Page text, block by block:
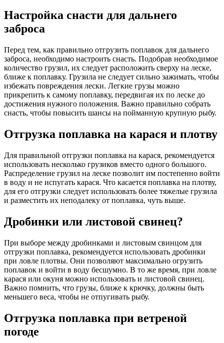
Настройка снасти для дальнего
заброса
Перед тем, как правильно отгрузить поплавок для дальнего
заброса, необходимо настроить снасть. Подобрав необходимое
количество грузил, их следует расположить сверху на леске,
ближе к поплавку. Грузила не следует сильно зажимать, чтобы
избежать повреждения лески. Легкие грузы можно
прикрепить к самому поплавку, передвигая их по леске до
достижения нужного положения. Важно правильно собрать
снасть, чтобы повысить шансы на пойманную крупную рыбу.
Отгрузка поплавка на карася и плотву
Для правильной отгрузки поплавка на карася, рекомендуется
использовать несколько грузиков вместо одного большого.
Распределение грузил на леске позволит им постепенно войти
в воду и не испугать карася. Что касается поплавка на плотву,
для его отгрузки следует использовать более тяжелые грузила
и разместить их неподалеку от поплавка, чуть выше.
Дробинки или листовой свинец?
При выборе между дробинками и листовым свинцом для
отгрузки поплавка, рекомендуется использовать дробинки
при ловле плотвы. Они позволяют максимально огрузить
поплавок и войти в воду бесшумно. В то же время, при ловле
карася или окуня можно использовать и листовой свинец.
Важно помнить, что грузы, ближе к крючку, должны быть
меньшего веса, чтобы не отпугивать рыбу.
Отгрузка поплавка при ветреной
погоде